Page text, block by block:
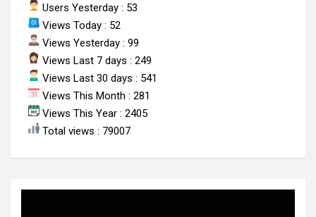
Users Yesterday : 53
Views Today : 52
Views Yesterday : 99
Views Last 7 days : 249
Views Last 30 days : 541
Views This Month : 281
Views This Year : 2405
Total views : 79007